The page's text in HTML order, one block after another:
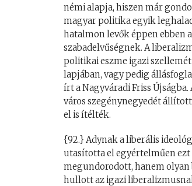
némi alapja, hiszen már
magyar politika egyik
hatalmon levők éppen ebben
szabadelvűségnek. A
politikai eszme igazi
lapjában, vagy pedig
írt a Nagyváradi Friss
város szegénynegyedét
el is ítélték.
{92.} Adynak a liberális
utasította el egyértelműen
megundorodott, hanem
hullott az igazi